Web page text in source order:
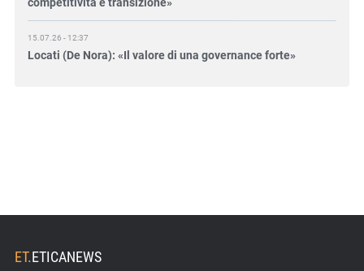
Locati (De Nora): «Il valore di una governance forte»
Gramegna (ERG): «Valutare gli impatti ESG degli
ET.ETICANEWS